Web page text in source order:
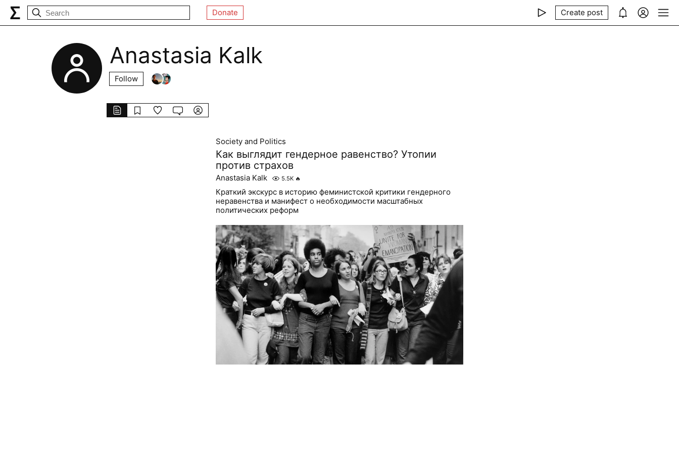
Donate Create post
Anastasia Kalk
Follow
Society and Politics
Как выглядит гендерное равенство? Утопии
против страхов
Anastasia Kalk 5.5K 🔥
Краткий экскурс в историю феминистской критики гендерного
неравенства и манифест о необходимости масштабных
политических реформ